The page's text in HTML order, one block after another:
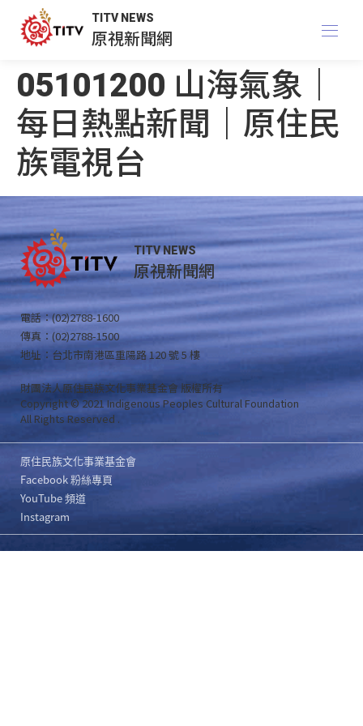
TITV NEWS
原視新聞網
05101200 山海氣象｜
每日熱點新聞｜原住民
族電視台
TITV NEWS
原視新聞網
電話：(02)2788-1600
傳真：(02)2788-1500
地址：台北市南港區重陽路 120 號 5 樓
財團法人原住民族文化事業基金會 版權所有
Copyright © 2021 Indigenous Peoples Cultural Foundation
All Rights Reserved .
原住民族文化事業基金會
Facebook 粉絲專頁
YouTube 頻道
Instagram